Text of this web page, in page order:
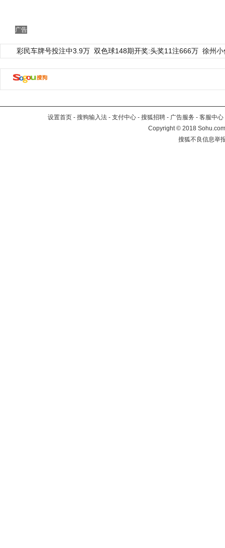
广告
彩民车牌号投注中3.9万 双色球148期开奖:头奖11注666万 徐州
设置首页 - 搜狗输入法 - 支付中心 - 搜狐招聘 - 广告服务 - 客服中心
Copyright©2018
搜狐不良信息举